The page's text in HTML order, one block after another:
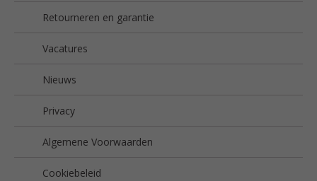
Retourneren en garantie
Vacatures
Nieuws
Privacy
Algemene Voorwaarden
Cookiebeleid